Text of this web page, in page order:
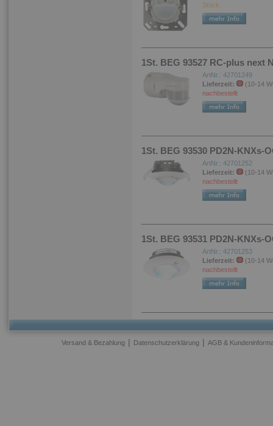
Stück.
1St. BEG 93527 RC-plus next
ArtNr.: 42701249
Lieferzeit:
(10-14
nachbestellt
1St. BEG 93530 PD2N-KNXs-
ArtNr.: 42701252
Lieferzeit:
(10-14
nachbestellt
1St. BEG 93531 PD2N-KNXs-
ArtNr.: 42701253
Lieferzeit:
(10-14
nachbestellt
Versand & Bezahlung | Datenschutzerklärung | AGB &